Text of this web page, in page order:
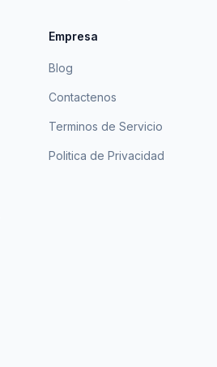
Empresa
Blog
Contactenos
Terminos de Servicio
Politica de Privacidad